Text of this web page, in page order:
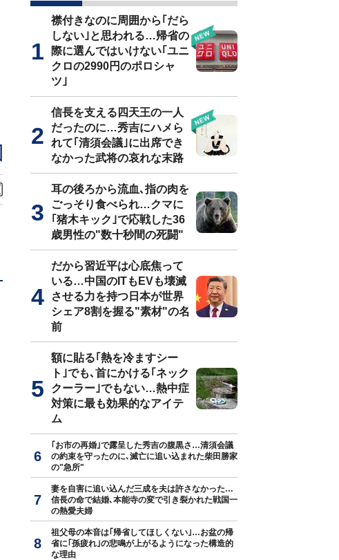
襟付きなのに周囲から｢だら
しない｣と思われる…帰省の
際に選んではいけない｢ユニ
クロの2990円のポロシャ
ツ｣
信長を支える四天王の一人
だったのに…秀吉にハメら
れて｢清須会議｣に出席でき
なかった武将の哀れな末路
耳の後ろから流血､指の肉を
ごっそり食べられ…クマに
｢猪木キック｣で応戦した36
歳男性の"数十秒間の死闘"
だから習近平は心底焦って
いる…中国のITもEVも壊滅
させる力を持つ日本が世界
シェア8割を握る"素材"の名
前
額に貼る｢熱を冷ますシー
ト｣でも､首にかける｢ネック
クーラー｣でもない…熱中症
対策に最も効果的なアイテ
ム
｢お市の再婚｣で露呈した秀吉の腹黒さ…清須会議
の約束を守ったのに､滅亡に追い込まれた柴田勝家
の"急所"
妻を自害に追い込んだ三成を夫は許さなかった…
信長の命で結婚､本能寺の変で引き裂かれた戦国一
の熱愛夫婦
祖父母の本音は｢帰省してほしくない｣…お盆の帰
省に｢孫疲れ｣の悲鳴が上がるようになった構造的
な理由